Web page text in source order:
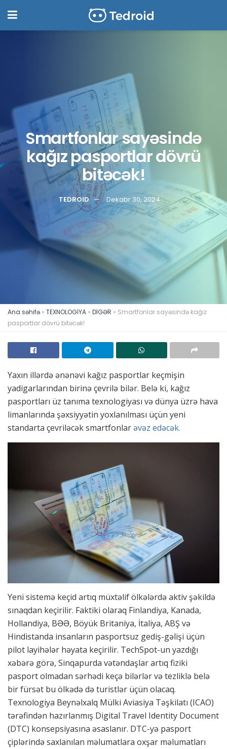
Smartfonlar sayəsində
kağız pasportlar dövrü
bitəcək!
TEDROID Dekabr 30, 2024
Ana səhifə » TEXNOLOGİYA » DİGƏR » Smartfonlar sayəsində kağız
pasportlar dövrü bitəcək!
Yaxın illərdə ənənəvi kağız pasportlar keçmişin
yadigarlarından birinə çevrilə bilər. Belə ki, kağız
pasportları üz tanıma texnologiyası və dünya üzrə hava
limanlarında şəxsiyyətin yoxlanılması üçün yeni
standarta çevriləcək smartfonlarəvəz edəcək.
Yeni sistemə keçid artıq müxtəlif ölkələrdə aktiv şəkildə
sınaqdan keçirilir. Faktiki olaraq Finlandiya, Kanada,
Hollandiya, BƏƏ, Böyük Britaniya, İtaliya, ABŞ və
Hindistanda insanların pasportsuz gediş-gəlişi üçün
pilot layihələr həyata keçirilir. TechSpot-un yazdığı
xəbərə görə, Sinqapurda vətəndaşlar artıq fiziki
pasport olmadan sərhədi keçə bilərlər və tezliklə belə
bir fürsət bu ölkədə də turistlər üçün olacaq.
Texnologiya Beynəlxalq Mülki Aviasiya Təşkilatı (ICAO)
tərəfindən hazırlanmış Digital Travel Identity Document
(DTC) konsepsiyasına əsaslanır. DTC-yə pasport
çiplərində saxlanılan məlumatlara oxşar məlumatları